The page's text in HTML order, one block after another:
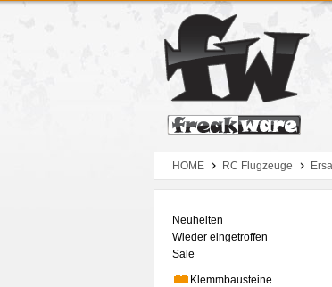
Zum Hauptmenue
Zum Seiteninhalt
Zum Warenkob
HOME RC Flugzeuge
Neuheiten
Wieder eingetroffen
Sale
Klemmbausteine